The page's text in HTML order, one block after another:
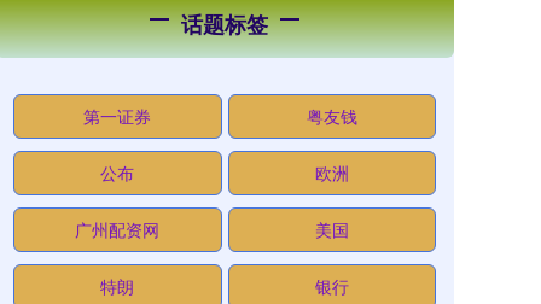
话题标签
第一证券 粤友钱
公布 欧洲
广州配资网 美国
特朗 银行